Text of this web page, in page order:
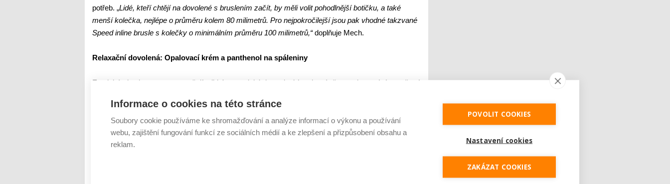
potřeb. „Lidé, kteří chtějí na dovolené s bruslením začít, by měli volit pohodlnější botičku, a také
menší kolečka, nejlépe o průměru kolem 80 milimetrů. Pro nejpokročilejší jsou pak vhodné takzvané
Speed inline brusle s kolečky o minimálním průměru 100 milimetrů,“doplňuje Mech.
Relaxační dovolená: Opalovací krém a panthenol na spáleniny
Exotické destinace se vyznačují vlhkým tropických podnebím, které často doprovází zatažená
60 % slunečních paprsků. Riziko může představovat také písek, od kterého se paprsky zpětně
odrážejí. Nebezpečí spálení si můžete přivodit i v mořské vodě, která funguje jako zrcadlo.Od vodní
hladiny se paprsky odrážejí, kůže je tak vystavena až dvojnásobné intenzitě slunečního záření.
Pokud rádi plavete, nezapomeňte, že
Informace o cookies na této stránce
Soubory cookie používáme ke shromažďování a analýze informací o výkonu a používání
webu, zajištění fungování funkcí ze sociálních médií a ke zlepšení a přizpůsobení obsahu a
reklam.
POVOLIT COOKIES
Nastavení cookies
ZAKÁZAT COOKIES